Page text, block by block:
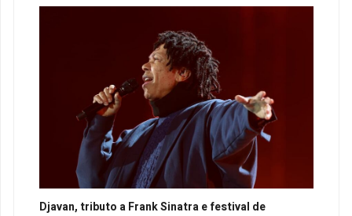
Djavan, tributo a Frank Sinatra e festival de